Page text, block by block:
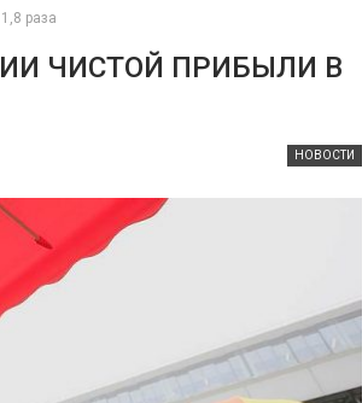
раза
ЧИСТОЙ ПРИБЫЛИ В
НОВОСТИ